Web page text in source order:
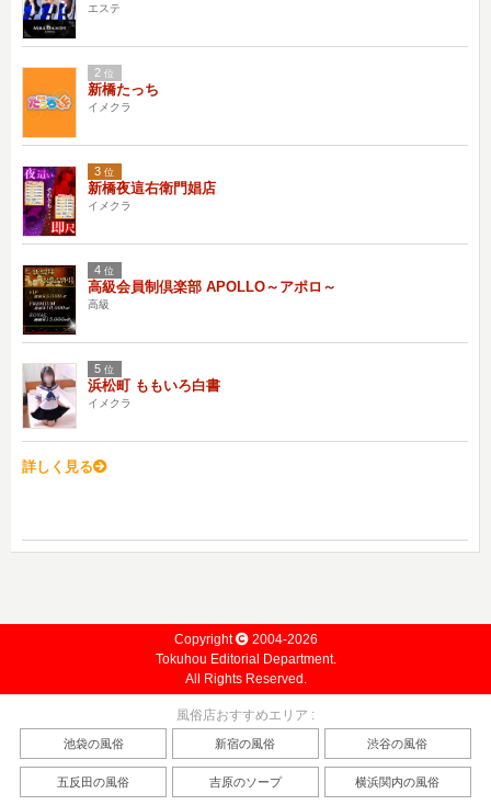
エステ
2 位
新橋たっち
イメクラ
3 位
新橋夜這右衛門娼店
イメクラ
4 位
高級会員制倶楽部 APOLLO～アポロ～
高級
5 位
浜松町 ももいろ白書
イメクラ
詳しく見る
Copyright
2004-2026
Tokuhou Editorial Department.
All Rights Reserved.
風俗店おすすめエリア :
池袋の風俗 新宿の風俗 渋谷の風俗
五反田の風俗 吉原のソープ 横浜関内の風俗